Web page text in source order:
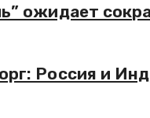
ожидает
Россия и